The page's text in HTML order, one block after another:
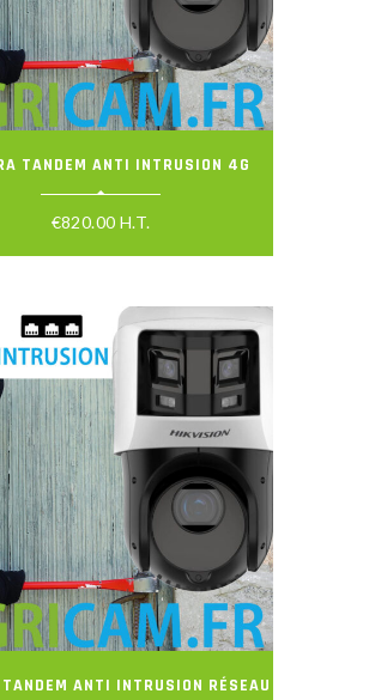
TANDEM ANTI INTRUSION 4G
€820.00 H.T.
ANTI INTRUSION RÉSEAU